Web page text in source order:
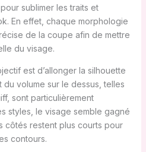
sublimer les traits et
En effet, chaque morphologie
de la coupe afin de mettre
du visage.
est d’allonger la silhouette
volume sur le dessus, telles
sont particulièrement
styles, le visage semble gagné
côtés restent plus courts pour
contours.